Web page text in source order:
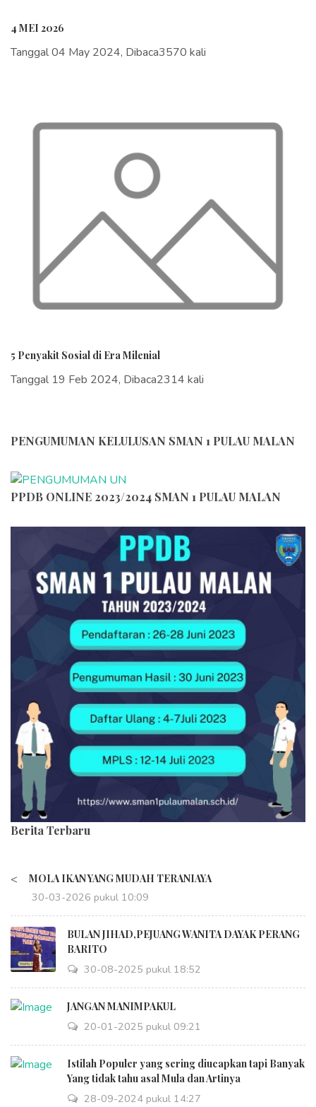
PENGUMUMAN KELULUSAN SMAN 1 PULAU MALAN
PPDB ONLINE 2023/2024 SMAN 1 PULAU MALAN
Berita Terbaru
< MOLA IKAN YANG MUDAH TERANIAYA
30-03-2026 pukul 10:09
BULAN JIHAD,PEJUANG WANITA DAYAK PERANG
BARITO
30-08-2025 pukul 18:52
JANGAN MANIMPAKUL
20-01-2025 pukul 09:21
Istilah Populer yang sering diucapkan tapi Banyak
Yang tidak tahu asal Mula dan Artinya
28-09-2024 pukul 14:27
4 MEI 2026
Tanggal 04 May 2024, Dibaca3570 kali
5 Penyakit Sosial di Era Milenial
Tanggal 19 Feb 2024, Dibaca2314 kali